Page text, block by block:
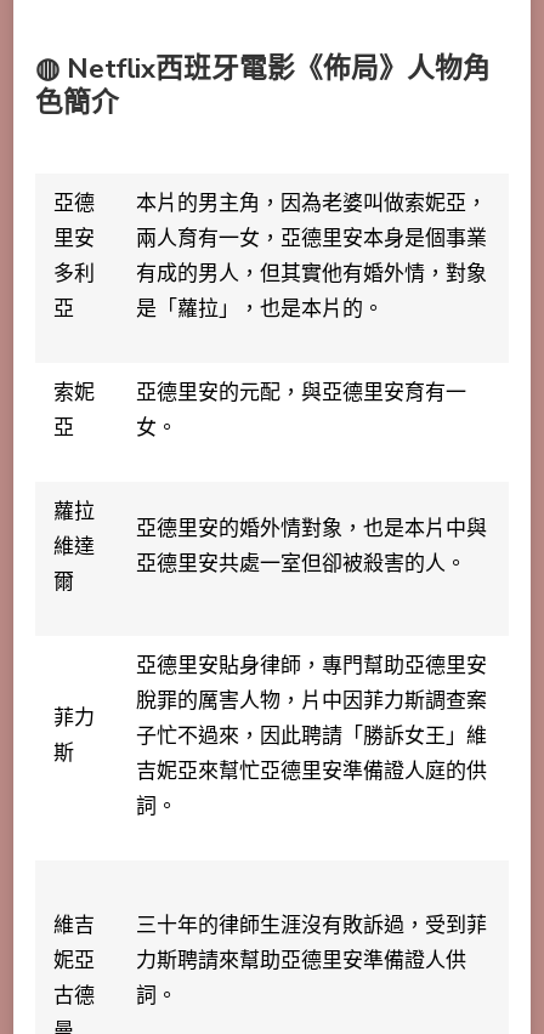
◍ Netflix西班牙電影《佈局》人物角
色簡介
亞德
里安
多利
亞
本片的男主角，因為老婆叫做索妮亞，
兩人育有一女，亞德里安本身是個事業
有成的男人，但其實他有婚外情，對象
是「蘿拉」，也是本片的。
索妮
亞
亞德里安的元配，與亞德里安育有一
女。
蘿拉
維達
爾
亞德里安的婚外情對象，也是本片中與
亞德里安共處一室但卻被殺害的人。
菲力
斯
亞德里安貼身律師，專門幫助亞德里安
脫罪的厲害人物，片中因菲力斯調查案
子忙不過來，因此聘請「勝訴女王」維
吉妮亞來幫忙亞德里安準備證人庭的供
詞。
維吉
妮亞
古德
三十年的律師生涯沒有敗訴過，受到菲
力斯聘請來幫助亞德里安準備證人供
詞。